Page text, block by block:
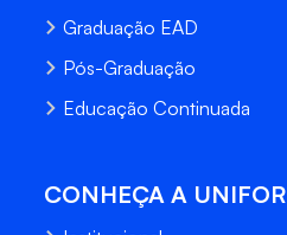
Graduação EAD
Pós-Graduação
Educação Continuada
CONHEÇA A UNIFOR